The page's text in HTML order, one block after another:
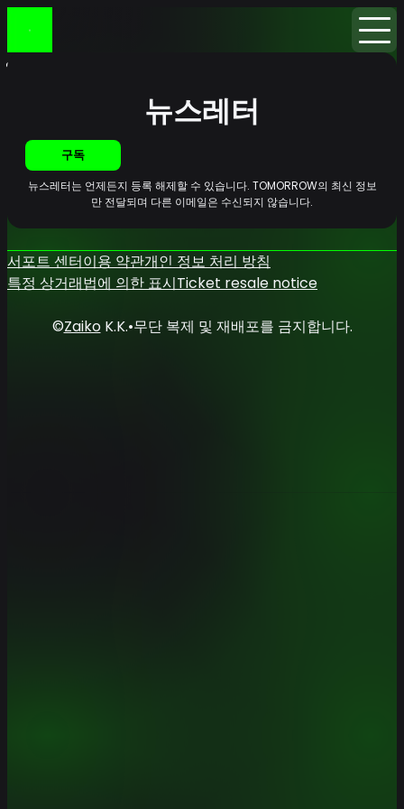
홈
뉴스레터
구독
뉴스레터는 언제든지 등록 해제할 수 있습니다. TOMORROW의 최신 정보
만 전달되며 다른 이메일은 수신되지 않습니다.
서포트 센터이용 약관개인 정보 처리 방침
특정 상거래법에 의한 표시Ticket resale notice
©ZaikoK.K.•무단 복제 및 재배포를 금지합니다.